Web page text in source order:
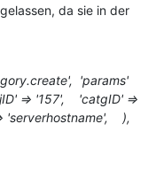
da sie in der
'params'
=> '157', 'catgID' =>
),